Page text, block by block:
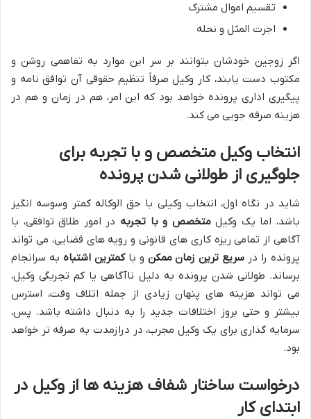
تقسیم اموال مشترک
اجرت المثل و نحله
اگر زوجین خودشان بتوانند بر سر این موارد به تفاهمی روشن و
مکتوب دست یابند، کار وکیل صرفاً تنظیم حقوقی آن توافق نامه و
پیگیری اداری پرونده خواهد بود که این امر، هم در زمان و هم در
هزینه صرفه جویی می کند.
انتخاب وکیل متخصص و با تجربه برای
جلوگیری از طولانی شدن پرونده
شاید در نگاه اول، انتخاب وکیلی با حق الوکاله کمتر وسوسه انگیز
باشد، اما یک وکیلمتخصص و با تجربه در امور طلاق توافقی، با
آگاهی از تمامی ریزه کاری های قانونی و رویه های قضایی، می تواند
پرونده را در سریع ترین زمان ممکن و باکمترین اشتباه به سرانجام
برساند. طولانی شدن پرونده به دلیل ناآگاهی یا کم تجربگی وکیل،
می تواند هزینه های پنهان زیادی از جمله اتلاف وقت، استرس
بیشتر و حتی بروز اختلافات جدید را به دنبال داشته باشد. پس،
سرمایه گذاری برای یک وکیل مجرب، در درازمدت به صرفه تر خواهد
بود.
درخواست ساختار شفاف هزینه ها از وکیل در
ابتدای کار